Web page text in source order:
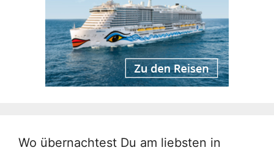
Wo übernachtest Du am liebsten in